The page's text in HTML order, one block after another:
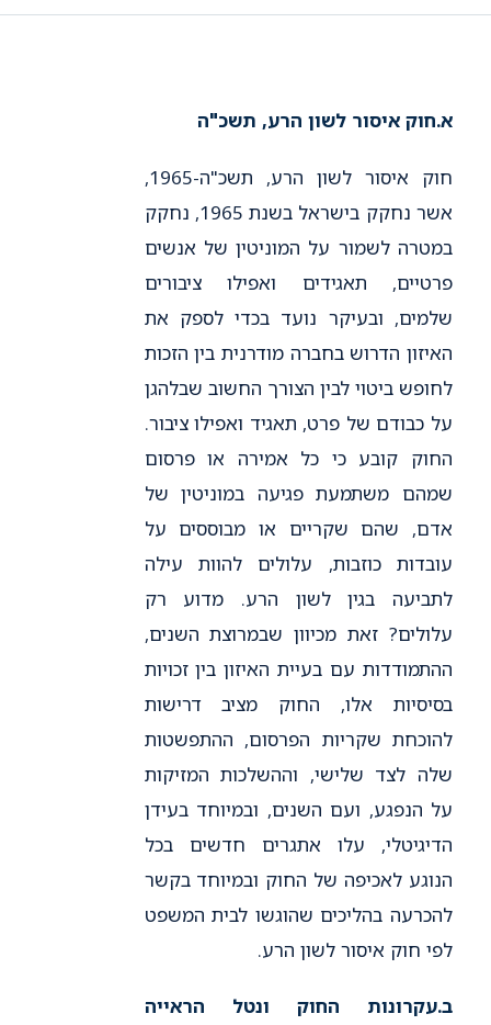
א.חוק איסור לשון הרע, תשכ"ה
חוק איסור לשון הרע, תשכ"ה-1965,
אשר נחקק בישראל בשנת 1965, נחקק
במטרה לשמור על המוניטין של אנשים
פרטיים, תאגידים ואפילו ציבורים
שלמים, ובעיקר נועד בכדי לספק את
האיזון הדרוש בחברה מודרנית בין הזכות
לחופש ביטוי לבין הצורך החשוב שבלהגן
על כבודם של פרט, תאגיד ואפילו ציבור.
החוק קובע כי כל אמירה או פרסום
שמהם משתמעת פגיעה במוניטין של
אדם, שהם שקריים או מבוססים על
עובדות כוזבות, עלולים להוות עילה
לתביעה בגין לשון הרע. מדוע רק
עלולים? זאת מכיוון שבמרוצת השנים,
ההתמודדות עם בעיית האיזון בין זכויות
בסיסיות אלו, החוק מציב דרישות
להוכחת שקריות הפרסום, ההתפשטות
שלה לצד שלישי, וההשלכות המזיקות
על הנפגע, ועם השנים, ובמיוחד בעידן
הדיגיטלי, עלו אתגרים חדשים בכל
הנוגע לאכיפה של החוק ובמיוחד בקשר
להכרעה בהליכים שהוגשו לבית המשפט
לפי חוק איסור לשון הרע.
ב.עקרונות החוק ונטל הראייה